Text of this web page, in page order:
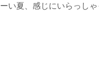
い夏、感じにいらっし